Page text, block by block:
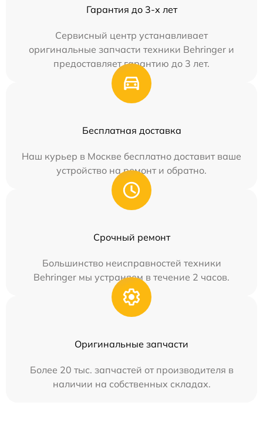
Гарантия до 3-х лет
Сервисный центр устанавливает
оригинальные запчасти техники Behringer и
предоставляет гарантию до 3 лет.
Бесплатная доставка
Наш курьер в Москве бесплатно доставит ваше
устройство на ремонт и обратно.
Срочный ремонт
Большинство неисправностей техники
Behringer мы устраняем в течение 2 часов.
Оригинальные запчасти
Более 20 тыс. запчастей от производителя в
наличии на собственных складах.